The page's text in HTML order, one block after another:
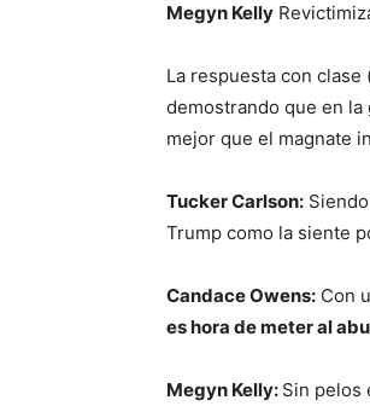
Megyn Kelly
La respuesta con
demostrando que en la
mejor que el magnate
Tucker Carlson:
Trump como la siente
Candace Owens: Con
es hora de meter al
Megyn Kelly: Sin pelos